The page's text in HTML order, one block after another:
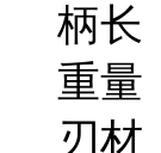
柄长
重量
刃材